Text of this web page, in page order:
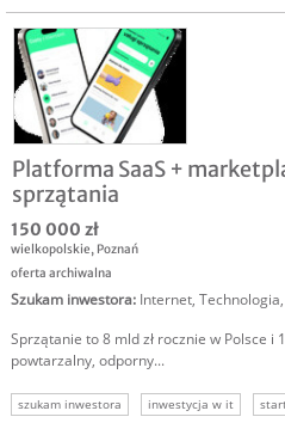
Platforma SaaS +
sprzątania
150 000 zł
wielkopolskie, Poznań
oferta archiwalna
Szukam inwestora: Internet,
Sprzątanie to 8 mld zł rocznie w Polsce i
powtarzalny, odporny...
szukam inwestora inwestycja w it